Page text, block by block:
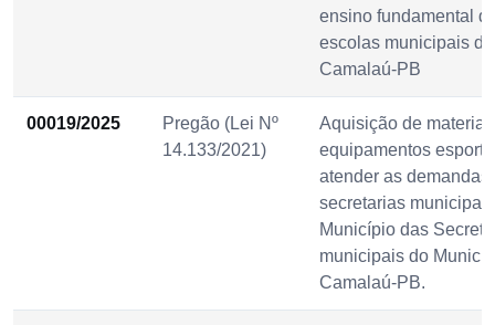
ensino fundamental
escolas municipais de
Camalaú-PB
00019/2025
Pregão (Lei Nº
14.133/2021)
Aquisição de
equipamentos
atender as demandas
secretarias
Município das
municipais do
Camalaú-PB.